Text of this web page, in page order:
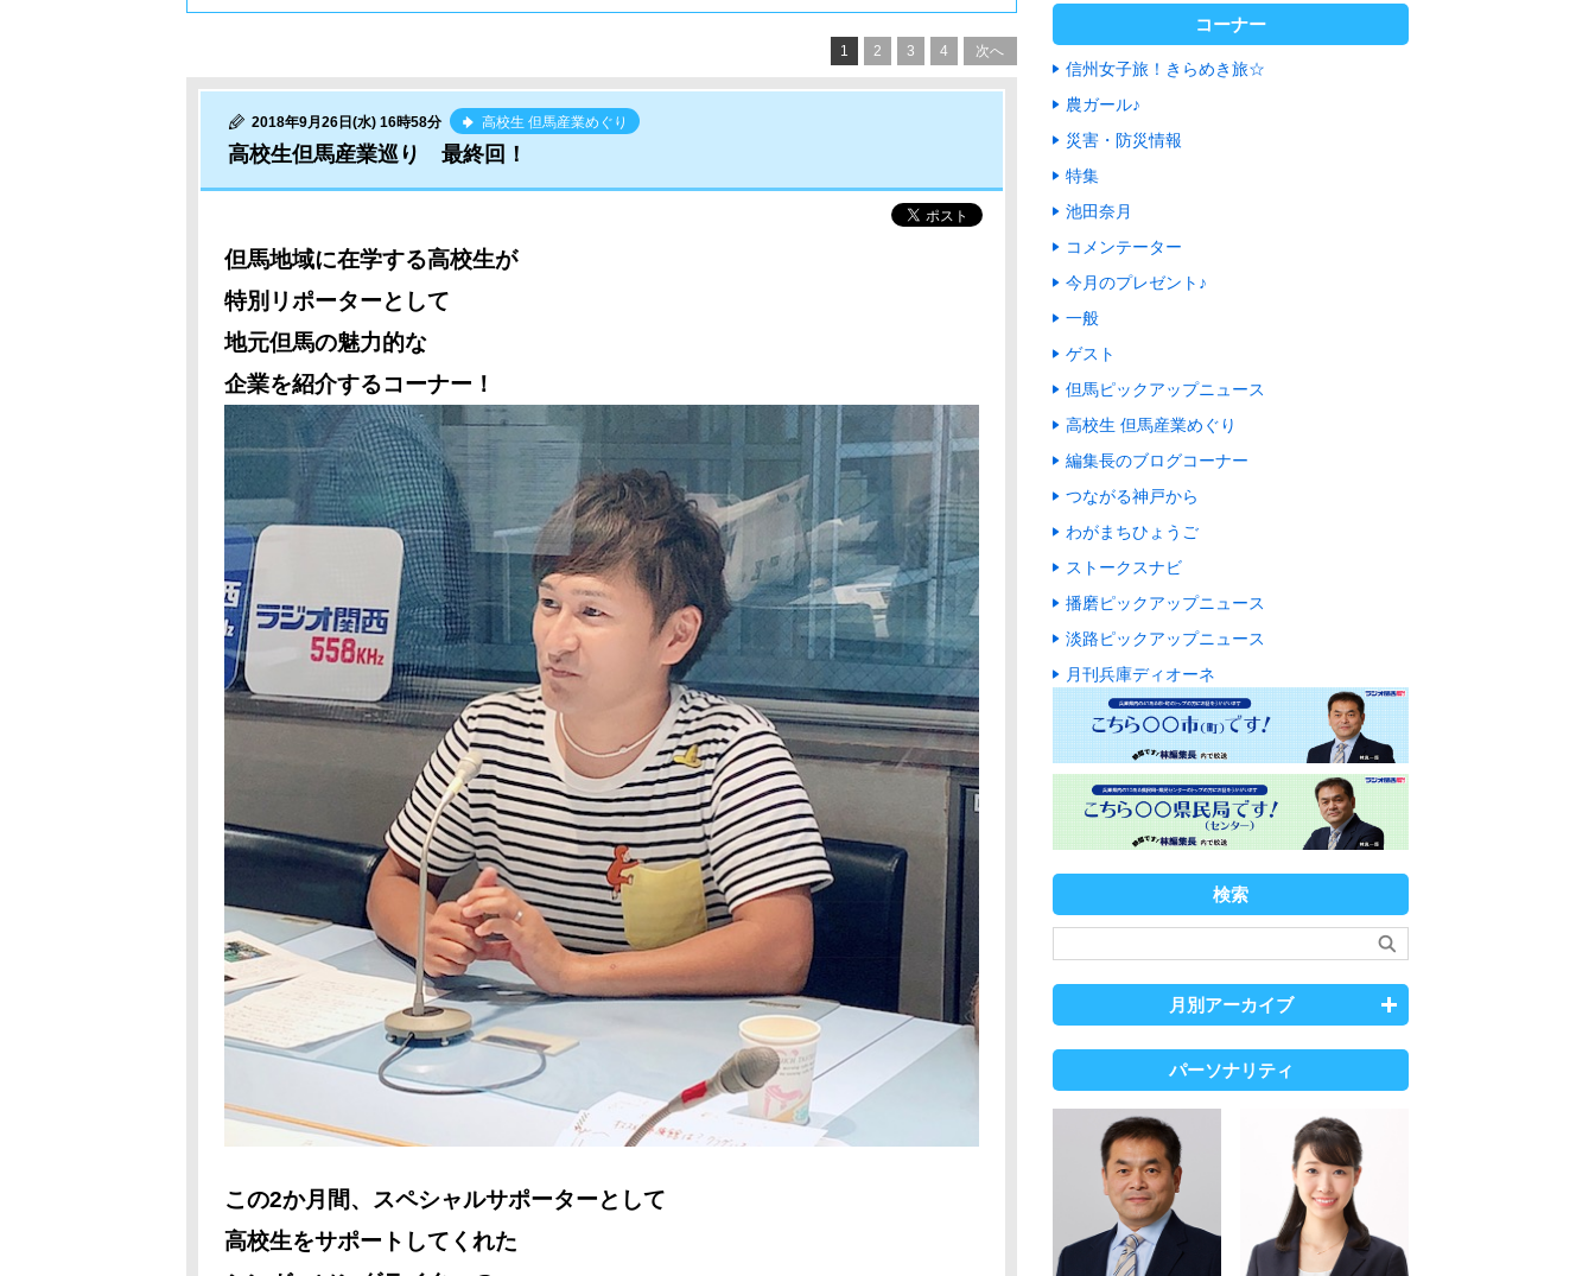
1 2 3 4 次へ
2018年9月26日(水) 16時58分 高校生 但馬産業めぐり
高校生但馬産業巡り 最終回！
但馬地域に在学する高校生が
特別リポーターとして
地元但馬の魅力的な
企業を紹介するコーナー！
この2か月間、スペシャルサポーターとして
高校生をサポートしてくれた
コーナー
信州女子旅！きらめき旅☆
農ガール♪
災害・防災情報
特集
池田奈月
コメンテーター
今月のプレゼント♪
一般
ゲスト
但馬ピックアップニュース
高校生 但馬産業めぐり
編集長のブログコーナー
つながる神戸から
わがまちひょうご
ストークスナビ
播磨ピックアップニュース
淡路ピックアップニュース
月刊兵庫ディオーネ
検索
月別アーカイブ
パーソナリティ